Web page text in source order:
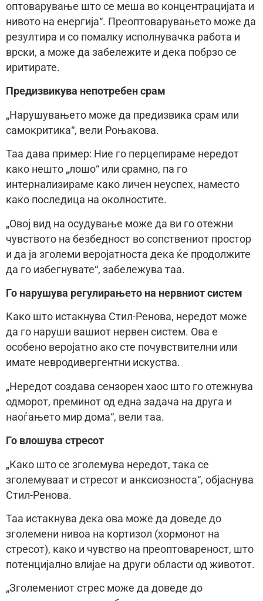
оптоварување што се меша во концентрацијата и
нивото на енергија“. Преоптоварувањето може да
резултира и со помалку исполнувачка работа и
врски, а може да забележите и дека побрзо се
иритирате.
Предизвикува непотребен срам
„Нарушувањето може да предизвика срам или
самокритика“, вели Роњакова.
Таа дава пример: Ние го перцепираме нередот
како нешто „лошо“ или срамно, па го
интернализираме како личен неуспех, наместо
како последица на околностите.
„Овој вид на осудување може да ви го отежни
чувството на безбедност во сопствениот простор
и да ја зголеми веројатноста дека ќе продолжите
да го избегнувате“, забележува таа.
Го нарушува регулирањето на нервниот систем
Како што истакнува Стил-Ренова, нередот може
да го наруши вашиот нервен систем. Ова е
особено веројатно ако сте почувствителни или
имате невродивергентни искуства.
„Нередот создава сензорен хаос што го отежнува
одморот, преминот од една задача на друга и
наоѓањето мир дома“, вели таа.
Го влошува стресот
„Како што се зголемува нередот, така се
зголемуваат и стресот и анксиозноста“, објаснува
Стил-Ренова.
Таа истакнува дека ова може да доведе до
зголемени нивоа на кортизол (хормонот на
стресот), како и чувство на преоптовареност, што
потенцијално влијае на други области од животот.
„Зголемениот стрес може да доведе до